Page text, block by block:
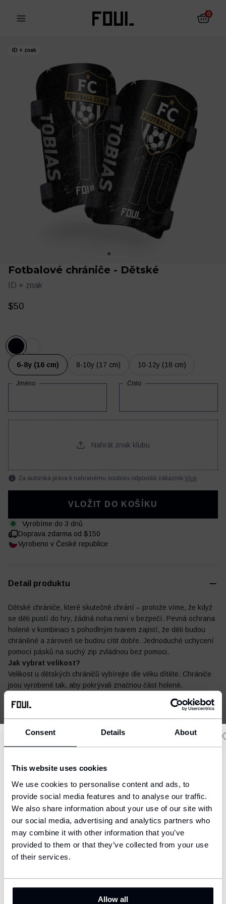
Consent Details About
This website uses cookies
We use cookies to personalise content and ads, to
provide social media features and to analyse our traffic.
We also share information about your use of our site with
our social media, advertising and analytics partners who
may combine it with other information that you’ve
provided to them or that they’ve collected from your use
of their services.
Allow all
0
Fotbalové chrániče Ponožky
Oblečení
Fotbalový deník Ostatní
ID + znak
Fotbalové chrániče - Dětské
ID + znak
$50
6-8y (16 cm) 8-10y (17 cm) 10-12y (18 cm)
Jméno Číslo
Nahrát znak klubu
Za autorská práva k nahranému souboru odpovídá zákazník.Více
VLOŽIT DO KOŠÍKU
Vyrobíme do 3 dnů
Doprava zdarma od $150
Vyrobeno v České republice
Detail produktu
Dětské chrániče, které skutečně chrání – protože víme, že když
se děti pustí do hry, žádná noha není v bezpečí. Pevná ochrana
holeně v kombinaci s pohodlným tvarem zajistí, že děti budou
chráněné a zároveň se budou cítit dobře. Jednoduché uchycení
pomocí pásků na suchý zip zvládnou bez pomoci.
Jak vybrat velikost?
Velikost u dětských chráničů vybírejte dle věku dítěte. Chrániče
jsou vyrobené tak, aby pokrývali značnou část holeně.
MŮŽE SE HODIT
ID
your location.
United States (USD)
Ship to
English
Language
CONFIRM